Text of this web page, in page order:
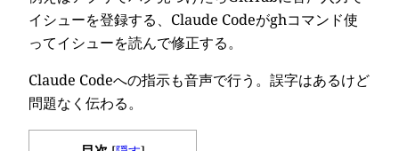
イシューを登録する、Claude Codeがghコマンド使
ってイシューを読んで修正する。
Claude Codeへの指示も音声で行う。誤字はあるけど
問題なく伝わる。